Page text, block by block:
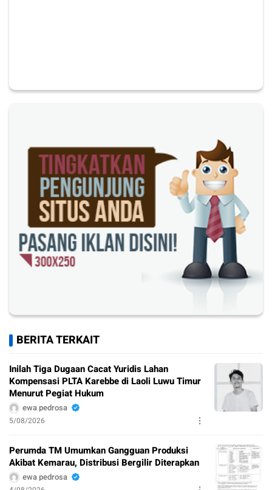
BERITA TERKAIT
Inilah Tiga Dugaan Cacat Yuridis Lahan
Kompensasi PLTA Karebbe di Laoli Luwu Timur
Menurut Pegiat Hukum
ewa pedrosa
5/08/2026
Perumda TM Umumkan Gangguan Produksi
Akibat Kemarau, Distribusi Bergilir Diterapkan
ewa pedrosa